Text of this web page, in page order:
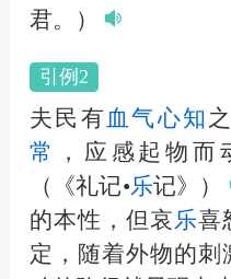
君。）
引例2
夫民有 血气心知
常
，应感起物而
（《礼记•乐记》）
的本性，但哀乐喜
定，随着外物的刺